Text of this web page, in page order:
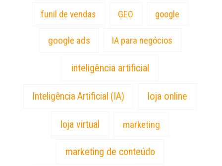
funil de vendas GEO google
google ads IA para negócios
inteligência artificial
Inteligência Artificial (IA) loja online
loja virtual marketing
marketing de conteúdo